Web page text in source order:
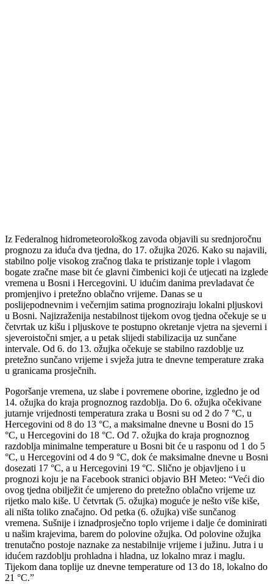
Iz Federalnog hidrometeorološkog zavoda objavili su srednjoročnu
prognozu za iduća dva tjedna, do 17. ožujka 2026. Kako su najavili,
stabilno polje visokog zračnog tlaka te pristizanje tople i vlagom
bogate zračne mase bit će glavni čimbenici koji će utjecati na izglede
vremena u Bosni i Hercegovini. U idućim danima prevladavat će
promjenjivo i pretežno oblačno vrijeme. Danas se u
poslijepodnevnim i večernjim satima prognoziraju lokalni pljuskovi
u Bosni. Najizraženija nestabilnost tijekom ovog tjedna očekuje se u
četvrtak uz kišu i pljuskove te postupno okretanje vjetra na sjeverni i
sjeveroistočni smjer, a u petak slijedi stabilizacija uz sunčane
intervale. Od 6. do 13. ožujka očekuje se stabilno razdoblje uz
pretežno sunčano vrijeme i svježa jutra te dnevne temperature zraka
u granicama prosječnih.
Pogoršanje vremena, uz slabe i povremene oborine, izgledno je od
14. ožujka do kraja prognoznog razdoblja. Do 6. ožujka očekivane
jutarnje vrijednosti temperatura zraka u Bosni su od 2 do 7 °C, u
Hercegovini od 8 do 13 °C, a maksimalne dnevne u Bosni do 15
°C, u Hercegovini do 18 °C. Od 7. ožujka do kraja prognoznog
razdoblja minimalne temperature u Bosni bit će u rasponu od 1 do 5
°C, u Hercegovini od 4 do 9 °C, dok će maksimalne dnevne u Bosni
dosezati 17 °C, a u Hercegovini 19 °C. Slično je objavljeno i u
prognozi koju je na Facebook stranici objavio BH Meteo: “Veći dio
ovog tjedna obilježit će umjereno do pretežno oblačno vrijeme uz
rijetko malo kiše. U četvrtak (5. ožujka) moguće je nešto više kiše,
ali ništa toliko značajno. Od petka (6. ožujka) više sunčanog
vremena. Sušnije i iznadprosječno toplo vrijeme i dalje će dominirati
u našim krajevima, barem do polovine ožujka. Od polovine ožujka
trenutačno postoje naznake za nestabilnije vrijeme i južinu. Jutra i u
idućem razdoblju prohladna i hladna, uz lokalno mraz i maglu.
Tijekom dana toplije uz dnevne temperature od 13 do 18, lokalno do
21 °C.”